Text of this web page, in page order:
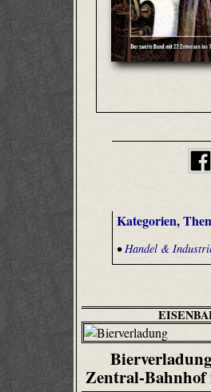
Kategorien,
•Handel &
Zentral-